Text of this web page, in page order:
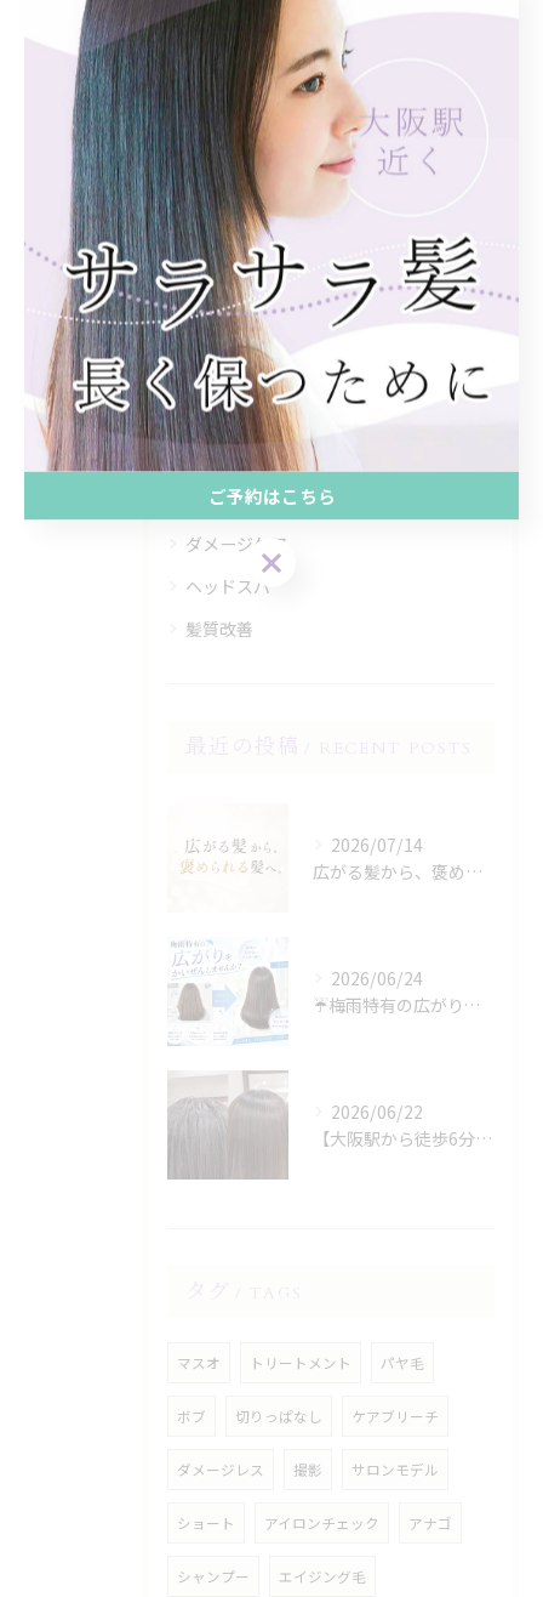
#トリートメント #シャンプー
#エイジング毛
#ダメージレス
#グラデーションカラーボブ
カテゴリー CATEGORIES
全てのカテゴリー
カラー
ストレート
トリートメント
縮毛矯正
ダメージケア
ヘッドスパ
髪質改善
2026/07/14
広がる髪から、褒められる髪へ。
2026/06/24
☔️梅雨特有の広がり、諦めていませんか？☔️
2026/06/22
【大阪駅から徒歩6分】縮毛矯正専門店の美容院で叶える梅雨のうねり対策
マスオ トリートメント パヤ毛
ボブ 切りっぱなし ケアブリーチ
ダメージレス 撮影 サロンモデル
ショート アイロンチェック アナゴ
シャンプー エイジング毛
ご予約はこちら